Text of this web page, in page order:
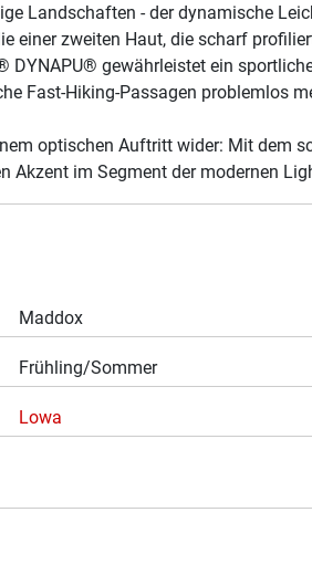
Landschaften - der dynamische
einer zweiten Haut, die scharf
gewährleistet ein
Fast-Hiking-Passagen problemlos
optischen Auftritt wider: Mit dem
Akzent im Segment der modernen
Maddox
Frühling/Sommer
Lowa